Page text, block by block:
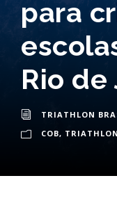
para
Rio de
TRIATHLON
COB,